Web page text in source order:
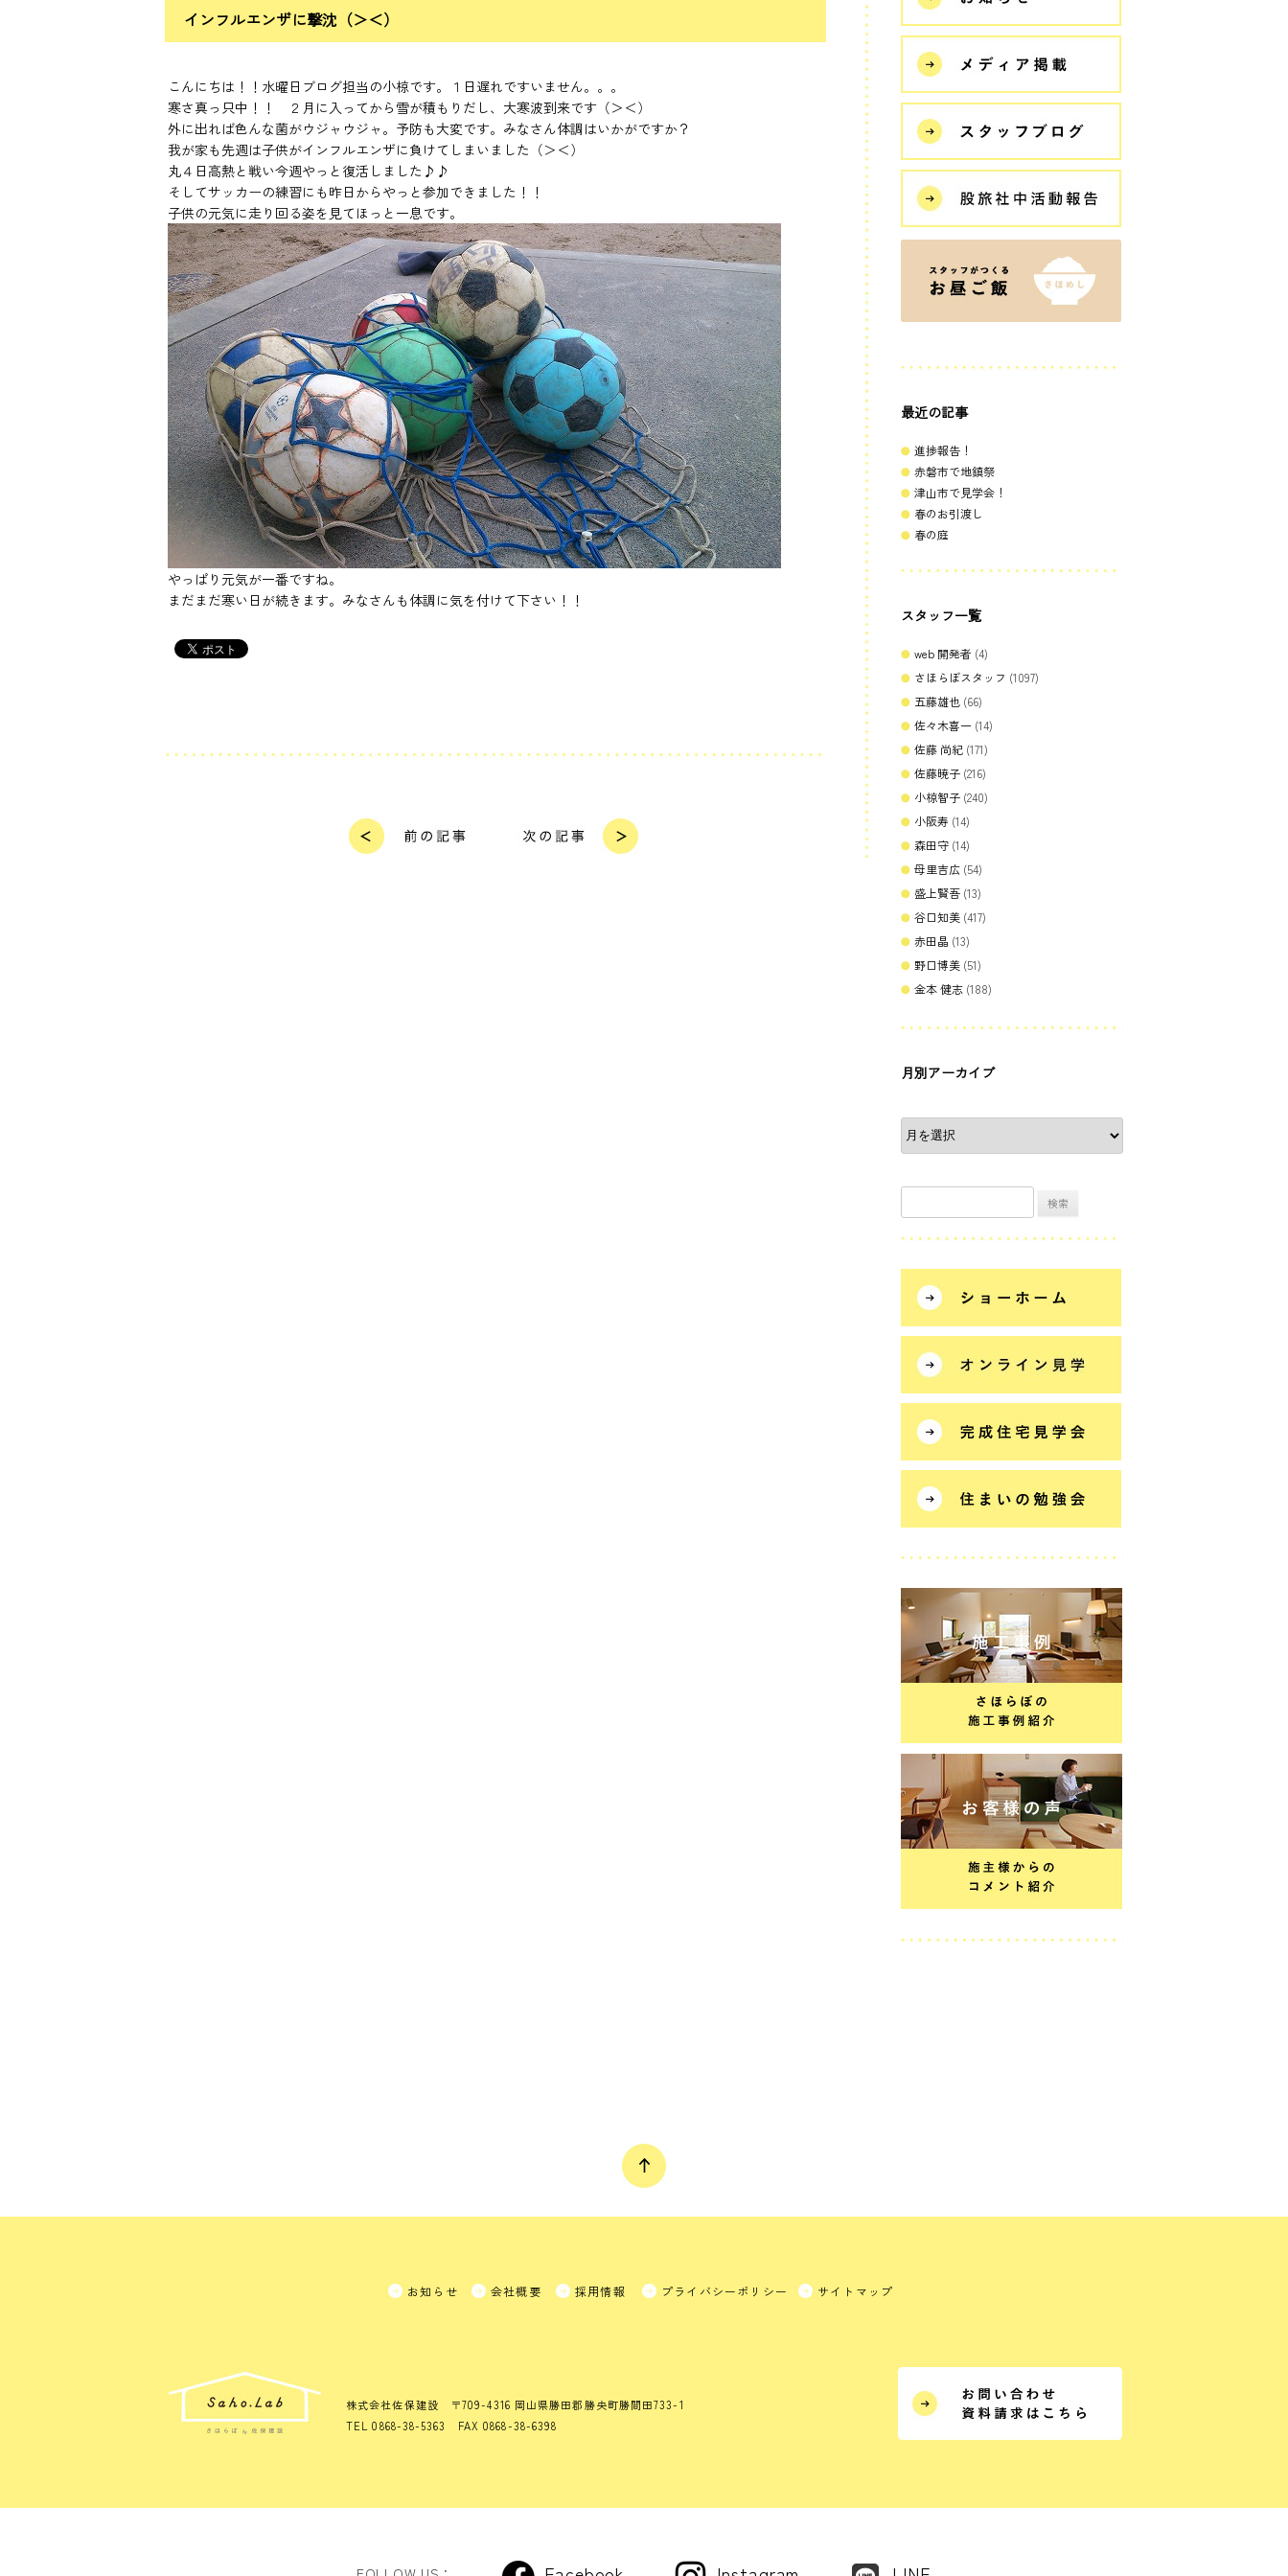
インフルエンザに撃沈（＞＜）
こんにちは！！水曜日ブログ担当の小椋です。１日遅れですいません。。。
寒さ真っ只中！！ ２月に入ってから雪が積もりだし、大寒波到来です（＞＜）
外に出れば色んな菌がウジャウジャ。予防も大変です。みなさん体調はいかがですか？
我が家も先週は子供がインフルエンザに負けてしまいました（＞＜）
丸４日高熱と戦い今週やっと復活しました♪♪
そしてサッカーの練習にも昨日からやっと参加できました！！
子供の元気に走り回る姿を見てほっと一息です。
やっぱり元気が一番ですね。
まだまだ寒い日が続きます。みなさんも体調に気を付けて下さい！！
最近の記事
進捗報告！
赤磐市で地鎮祭
津山市で見学会！
春のお引渡し
春の庭
スタッフ一覧
web 開発者 (4)
さほらぼスタッフ (1097)
五藤雄也 (66)
佐々木喜一 (14)
佐藤 尚紀 (171)
佐藤暁子 (216)
小椋智子 (240)
小阪寿 (14)
森田守 (14)
母里吉広 (54)
盛上賢吾 (13)
谷口知美 (417)
赤田晶 (13)
野口博美 (51)
金本 健志 (188)
月別アーカイブ
お知らせ 会社概要 採用情報 プライバシーポリシー サイトマップ
株式会社佐保建設
〒709-4316 岡山県勝田郡勝央町勝間田733-1
TEL 0868-38-5363 FAX 0868-38-6398